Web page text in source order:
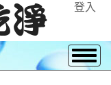
登入